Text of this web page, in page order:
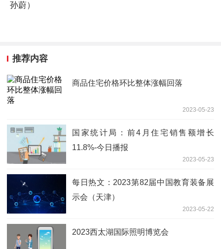
孙蔚）
推荐内容
商品住宅价格环比整体涨幅回落
2023-05-23
国家统计局：前4月住宅销售额增长
11.8%-今日播报
2023-05-23
每日热文：2023第82届中国教育装备展
示会（天津）
2023-05-22
2023西太湖国际照明博览会